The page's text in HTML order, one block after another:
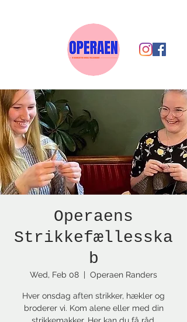
Operaens
Strikkefællesska
b
Wed, Feb 08
  |
Operaen Randers
Hver onsdag aften strikker, hækler og
broderer vi. Kom alene eller med din